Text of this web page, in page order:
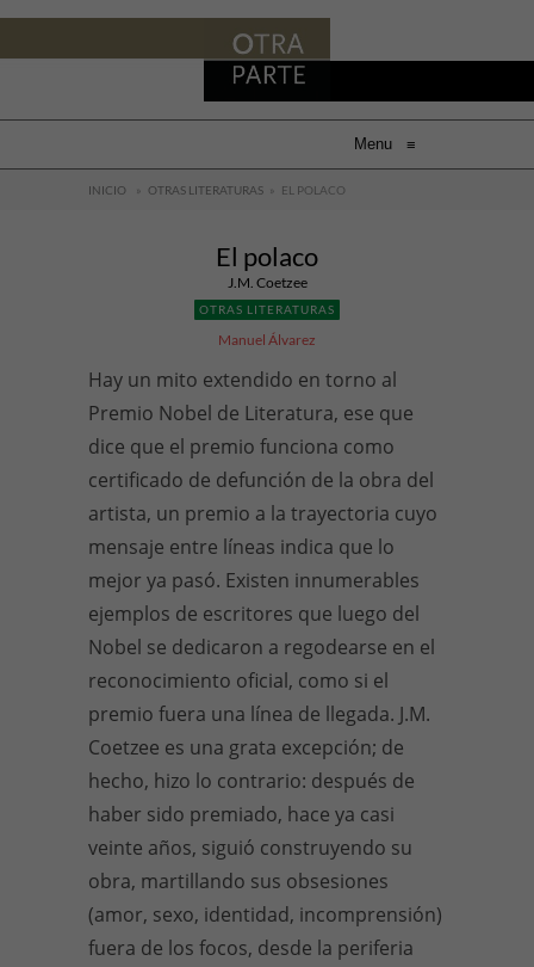
Menu ≡
INICIO » OTRAS LITERATURAS » EL POLACO
El polaco
J.M. Coetzee
OTRAS LITERATURAS
Manuel Álvarez
Hay un mito extendido en torno al
Premio Nobel de Literatura, ese que
dice que el premio funciona como
certificado de defunción de la obra del
artista, un premio a la trayectoria cuyo
mensaje entre líneas indica que lo
mejor ya pasó. Existen innumerables
ejemplos de escritores que luego del
Nobel se dedicaron a regodearse en el
reconocimiento oficial, como si el
premio fuera una línea de llegada. J.M.
Coetzee es una grata excepción; de
hecho, hizo lo contrario: después de
haber sido premiado, hace ya casi
veinte años, siguió construyendo su
obra, martillando sus obsesiones
(amor, sexo, identidad, incomprensión)
fuera de los focos, desde la periferia